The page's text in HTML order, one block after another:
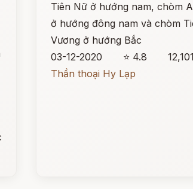
Tiên Nữ ở hướng nam, chòm
ở hướng đông nam và chòm
Vương ở hướng Bắc
03-12-2020
⭐ 4.8
Thần thoại Hy Lạp